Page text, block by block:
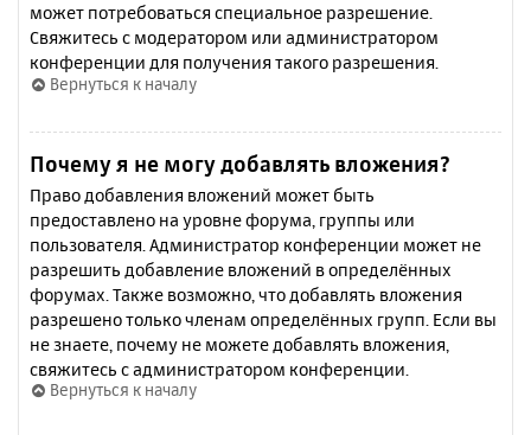
может потребоваться специальное разрешение.
Свяжитесь с модератором или администратором
конференции для получения такого разрешения.
Вернуться к началу
Почему я не могу добавлять вложения?
Право добавления вложений может быть
предоставлено на уровне форума, группы или
пользователя. Администратор конференции может не
разрешить добавление вложений в определённых
форумах. Также возможно, что добавлять вложения
разрешено только членам определённых групп. Если вы
не знаете, почему не можете добавлять вложения,
свяжитесь с администратором конференции.
Вернуться к началу